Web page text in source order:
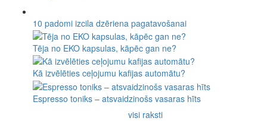
10 padomi izcila dzēriena pagatavošanai
Tēja no EKO kapsulas, kāpēc gan ne?
Kā izvēlēties ceļojumu kafijas automātu?
Espresso toniks – atsvaidzinošs vasaras hīts
visi raksti